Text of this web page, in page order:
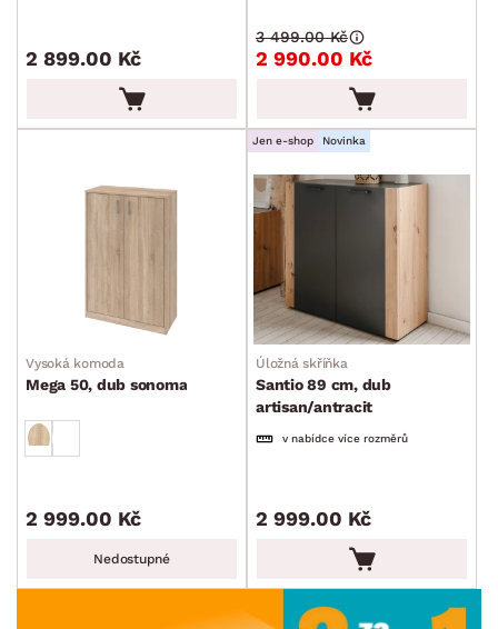
2 899.00 Kč 2 990.00 Kč
3 499.00 Kč
Vysoká komoda
Mega 50, dub sonoma
2 999.00 Kč
Nedostupné
Jen e-shop Novinka
Úložná skříňka
Santio 89 cm, dub
artisan/antracit
v nabídce více rozměrů
2 999.00 Kč